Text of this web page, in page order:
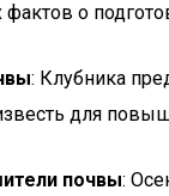
фактов о
: Клубника
для
почвы: